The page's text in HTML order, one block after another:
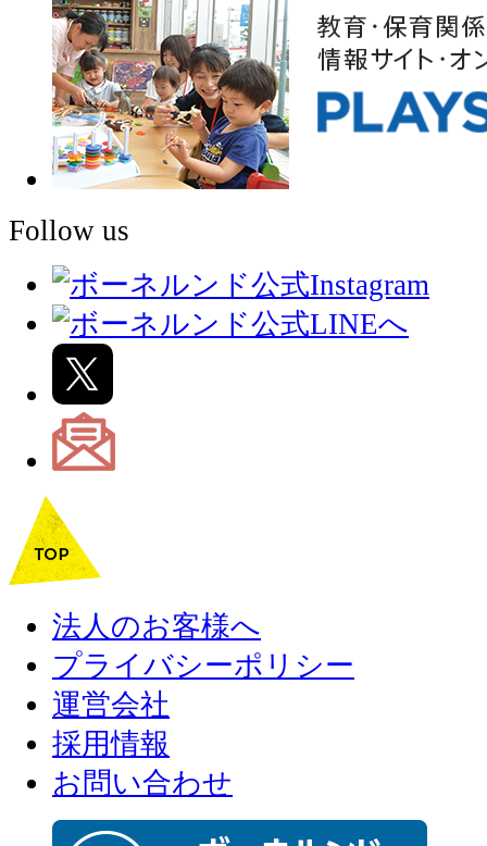
Follow us
法人のお客様へ
プライバシーポリシー
運営会社
採用情報
お問い合わせ